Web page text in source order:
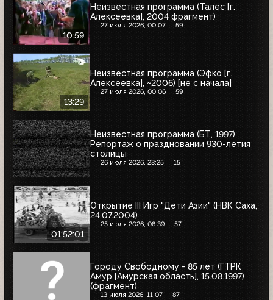
10:59
Неизвестная программа (Талес [г.
Алексеевка], 2004 фрагмент)
27 июля 2026, 00:07 59
13:29
Неизвестная программа (Эфко [г.
Алексеевка], ~2006) [не с начала]
27 июля 2026, 00:06 59
Неизвестная программа (БТ, 1997)
Репортаж о праздновании 930-летия
столицы
26 июля 2026, 23:25 15
01:52:01
Открытие III Игр "Дети Азии" (НВК Саха,
24.07.2004)
25 июля 2026, 08:39 57
Городу Свободному - 85 лет (ГТРК
Амур [Амурская область], 15.08.1997)
(фрагмент)
13 июля 2026, 11:07 87